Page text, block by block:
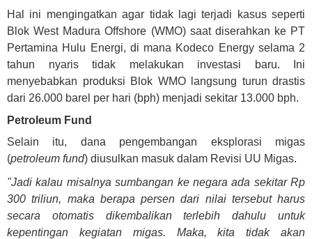
Hal ini mengingatkan agar tidak lagi terjadi kasus seperti
Blok West Madura Offshore (WMO) saat diserahkan ke PT
Pertamina Hulu Energi, di mana Kodeco Energy selama 2
tahun nyaris tidak melakukan investasi baru. Ini
menyebabkan produksi Blok WMO langsung turun drastis
dari 26.000 barel per hari (bph) menjadi sekitar 13.000 bph.
Petroleum Fund
Selain itu, dana pengembangan eksplorasi migas
(petroleum fund) diusulkan masuk dalam Revisi UU Migas.
"Jadi kalau misalnya sumbangan ke negara ada sekitar Rp
300 triliun, maka berapa persen dari nilai tersebut harus
secara otomatis dikembalikan terlebih dahulu untuk
kepentingan kegiatan migas. Maka, kita tidak akan